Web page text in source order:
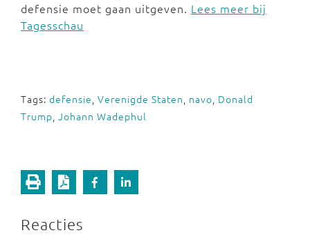
defensie moet gaan uitgeven. Lees meer bij
Tagesschau
Tags: defensie, Verenigde Staten, navo, Donald
Trump, Johann Wadephul
Reacties